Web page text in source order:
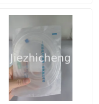
agrupación para tubos
de conector LJG001